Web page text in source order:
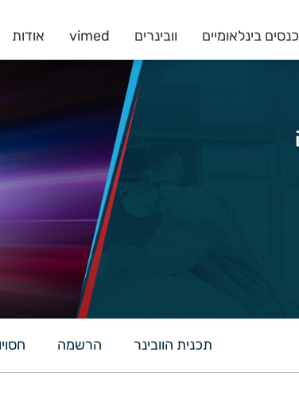
כנסים בינלאומיים וובינרים vimed אודות
תכנית הוובינר הרשמה